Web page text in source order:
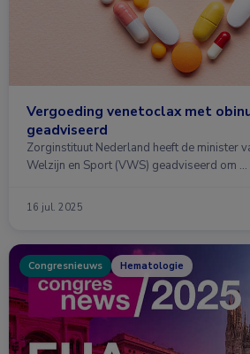
Vergoeding venetoclax met
geadviseerd
Zorginstituut Nederland heeft de minister
Welzijn en Sport (VWS) geadviseerd om …
16 jul. 2025
Congresnieuws Hematologie